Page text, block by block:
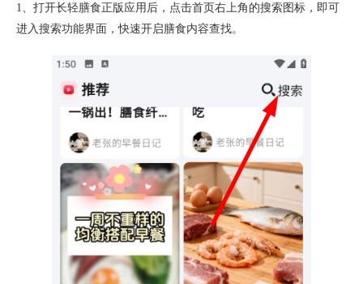
1、打开长轻膳食正版应用后，点击首页右上角的搜索图标，即可
进入搜索功能界面，快速开启膳食内容查找。